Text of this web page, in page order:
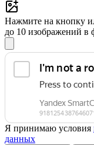
Нажмите на кнопку
до 10 изображений в
Я принимаю условия
данных